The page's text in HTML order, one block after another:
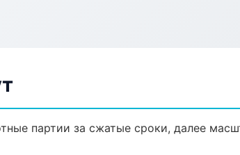
партии за сжатые сроки, далее